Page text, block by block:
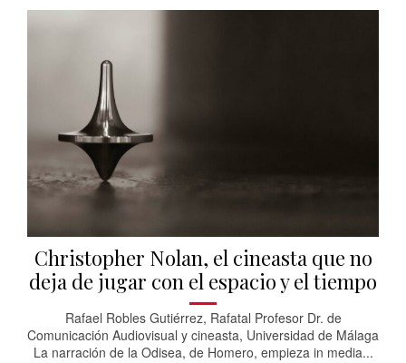
Christopher Nolan, el cineasta que no
deja de jugar con el espacio y el tiempo
Rafael Robles Gutiérrez, Rafatal Profesor Dr. de
Comunicación Audiovisual y cineasta, Universidad de Málaga
La narración de la Odisea, de Homero, empieza in media...